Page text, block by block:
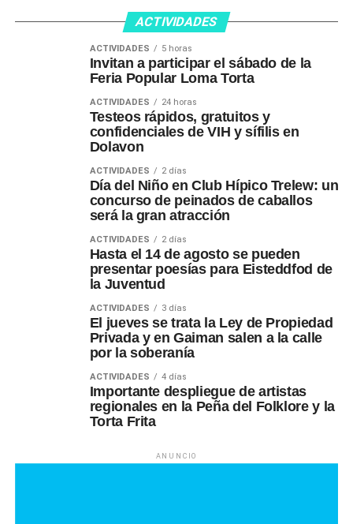
ACTIVIDADES
ACTIVIDADES 5 horas
Invitan a participar el sábado de la
Feria Popular Loma Torta
ACTIVIDADES 24 horas
Testeos rápidos, gratuitos y
confidenciales de VIH y sífilis en
Dolavon
ACTIVIDADES 2 días
Día del Niño en Club Hípico Trelew: un
concurso de peinados de caballos
será la gran atracción
ACTIVIDADES 2 días
Hasta el 14 de agosto se pueden
presentar poesías para Eisteddfod de
la Juventud
ACTIVIDADES 3 días
El jueves se trata la Ley de Propiedad
Privada y en Gaiman salen a la calle
por la soberanía
ACTIVIDADES 4 días
Importante despliegue de artistas
regionales en la Peña del Folklore y la
Torta Frita
ANUNCIO